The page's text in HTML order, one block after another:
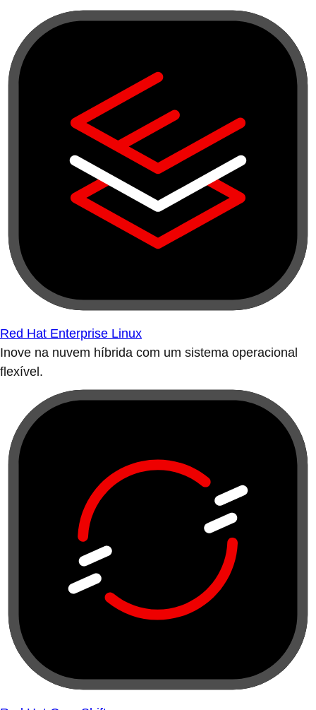
Red Hat Enterprise Linux
Inove na nuvem híbrida com um sistema operacional
flexível.